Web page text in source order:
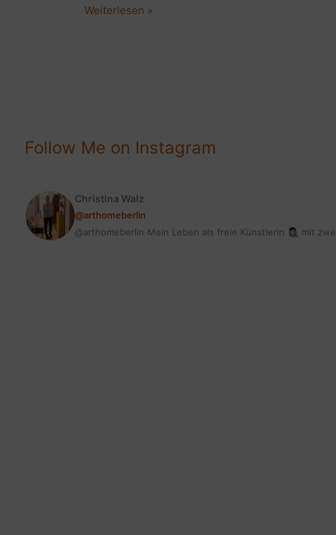
Feilschen
Schnäppchenpreise
Weiterlesen »
Follow Me on Instagram
Christina Walz
@arthomeberlin
@arthomeberlin Mein Leben als freie Künstlerin 👩🏻‍🎨 mit